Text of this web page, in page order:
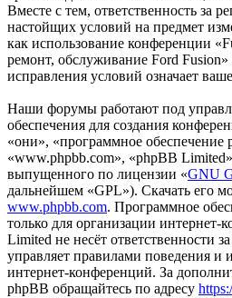
Вместе с тем, ответственность за
настойщих условий на предмет
как использование конференции
ремонт, обслуживание Ford
исправления условий означает
Наши форумы работают под
обеспечения для создания
«они», «программное обеспечение
«www.phpbb.com», «phpBB
выпущенного по лицензии «GNU
дальнейшем «GPL»). Скачать его
www.phpbb.com. Программное
только для организации интернет-
Limited не несёт ответственности
управляет правилами поведения и
интернет-конференций. За
phpBB обращайтесь по адресу